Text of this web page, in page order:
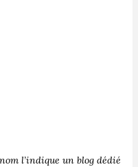
l’indique un blog dédié